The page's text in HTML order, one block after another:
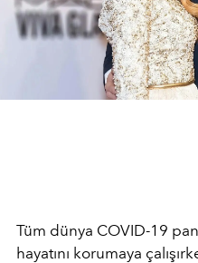
Tüm dünya COVID-19
hayatını korumaya